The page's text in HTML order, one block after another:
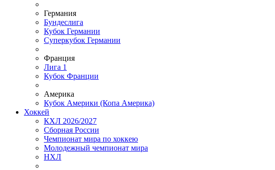
Германия
Бундеслига
Кубок Германии
Суперкубок Германии
Франция
Лига 1
Кубок Франции
Америка
Кубок Америки (Копа Америка)
Хоккей
КХЛ 2026/2027
Сборная России
Чемпионат мира по хоккею
Молодежный чемпионат мира
НХЛ